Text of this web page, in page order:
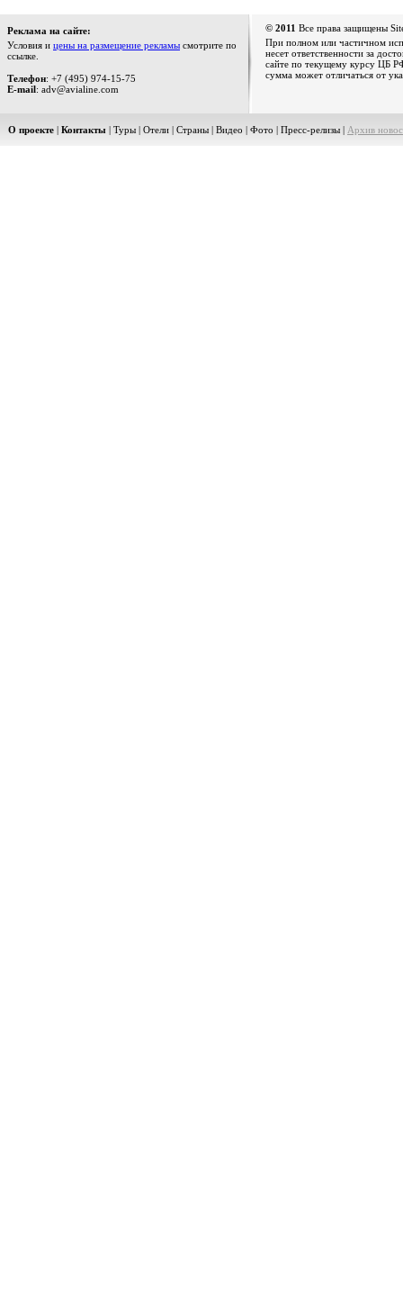
Реклама на сайте:
Условия и цены на размещение рекламы смотрите по
ссылке.
Телефон: +7 (495) 974-15-75
E-mail: adv@avialine.com
© 2011 Все права защищены
При полном или частичном
несет ответственности за
сайте по текущему курсу ЦБ
сумма может отличаться от
О проекте | Контакты | Туры | Отели | Страны | Видео | Фото | Пресс-релизы | Архив